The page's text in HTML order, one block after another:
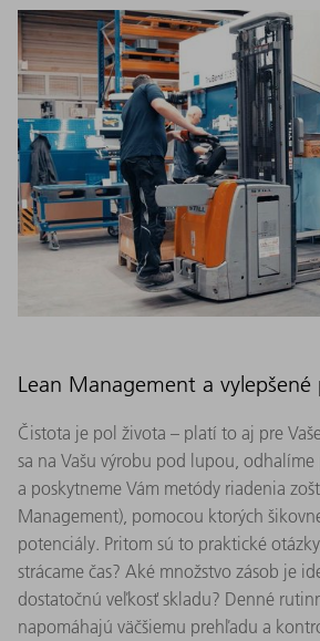
Lean Management a vylepšené
Čistota je pol života – platí to aj pre
sa na Vašu výrobu pod lupou,
a poskytneme Vám metódy riadenia
Management), pomocou ktorých
potenciály. Pritom sú to praktické
strácame čas? Aké množstvo zásob je
dostatočnú veľkosť skladu? Denné
napomáhajú väčšiemu prehľadu a